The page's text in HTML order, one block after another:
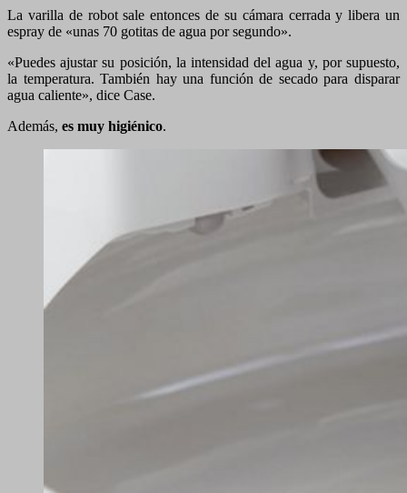
La varilla de robot sale entonces de su cámara cerrada y libera un
espray de «unas 70 gotitas de agua por segundo».
«Puedes ajustar su posición, la intensidad del agua y, por supuesto,
la temperatura. También hay una función de secado para disparar
agua caliente», dice Case.
Además, es muy higiénico.